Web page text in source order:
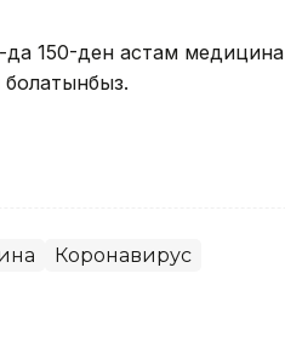
да 150-ден астам медицина
Коронавирус